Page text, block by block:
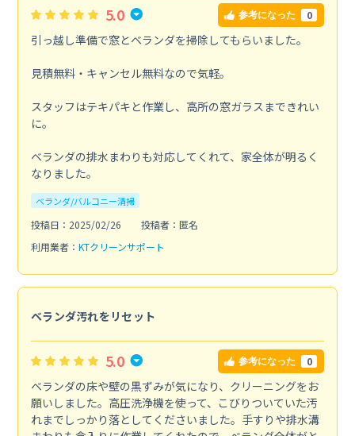
5.0 参考になった 0
引っ越し準備で窓とベランダを掃除してもらいました。
見積無料・キャンセル無料なので気軽。
スタッフはテキパキと作業し、高所の窓ガラスまできれい
に。
ベランダの排水まわりも対応してくれて、家全体が明るく
なりました。
ベランダ/バルコニー清掃
投稿日：2025/02/26
投稿者：匿名
利用業者： KTクリーンサポート
ベランダ汚れをリセット
5.0 参考になった 0
ベランダの床や壁の黒ずみが気になり、クリーニングをお
願いしました。高圧洗浄機を使って、こびりついていた汚
れまでしっかり落としてくださいました。手すりや排水溝